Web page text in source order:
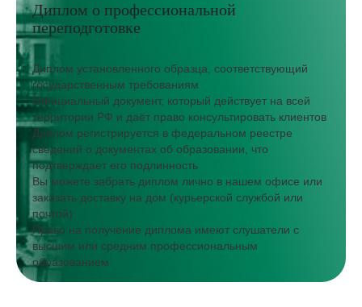
Диплом о профессиональной
переподготовке
Диплом установленного образца, соответствующий
государственным требованиям
Официальный документ, который действует на всей
территории РФ и даёт право консультировать клиентов
Диплом регистрируется в федеральном реестре
сведений о документах об образовании, что
подтверждает его подлинность
Вы можете забрать диплом лично в нашем офисе или
заказать доставку на дом (курьерской службой или
почтой)
Право на получение диплома имеют слушатели с
высшим или средним профессиональным
образованием